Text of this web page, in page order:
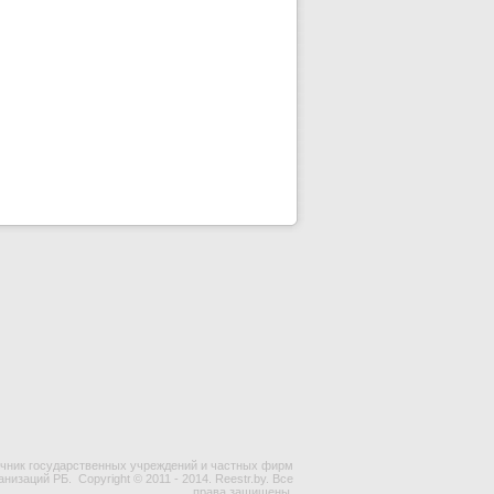
государственных учреждений и частных фирм
РБ.
Copyright © 2011 - 2014. Reestr.by. Все